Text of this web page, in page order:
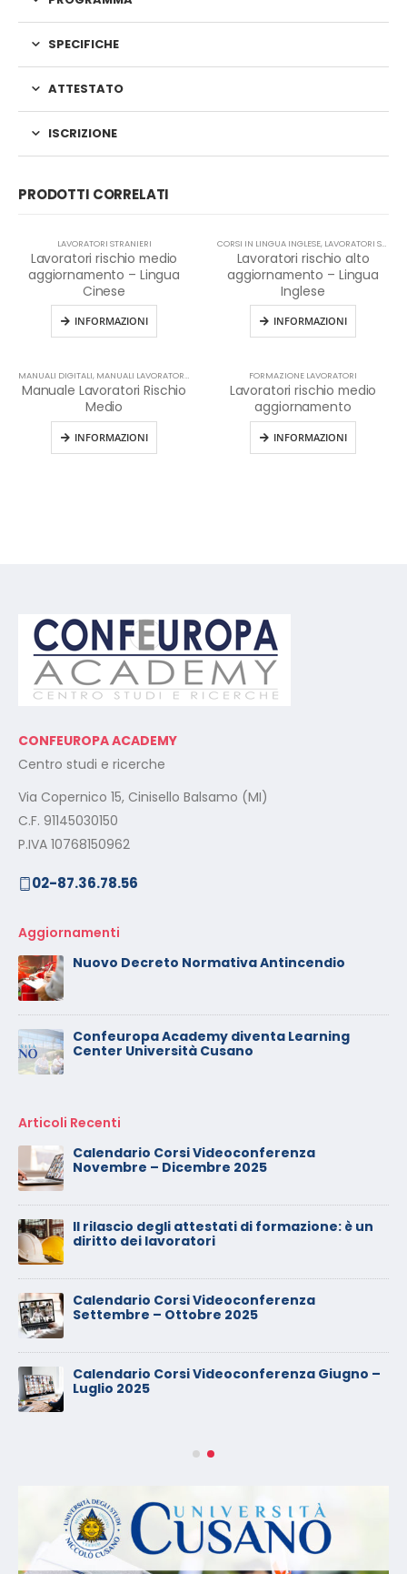
SPECIFICHE
ATTESTATO
ISCRIZIONE
PRODOTTI CORRELATI
LAVORATORI STRANIERI
Lavoratori rischio medio
aggiornamento – Lingua
Cinese
INFORMAZIONI
CORSI IN LINGUA INGLESE, LAVORATORI STRANIERI
Lavoratori rischio alto
aggiornamento – Lingua
Inglese
INFORMAZIONI
MANUALI DIGITALI, MANUALI LAVORATORI , MANUALI SICUREZZA SUL LAVORO
Manuale Lavoratori Rischio
Medio
INFORMAZIONI
FORMAZIONE LAVORATORI
Lavoratori rischio medio
aggiornamento
INFORMAZIONI
CONFEUROPA ACADEMY
Centro studi e ricerche
Via Copernico 15, Cinisello Balsamo (MI)
C.F. 91145030150
P.IVA 10768150962
02-87.36.78.56
Aggiornamenti
Nuovo Decreto Normativa Antincendio
Confeuropa Academy diventa Learning
Center Università Cusano
Articoli Recenti
Calendario Corsi Videoconferenza
Novembre – Dicembre 2025
Il rilascio degli attestati di formazione: è un
diritto dei lavoratori
Calendario Corsi Videoconferenza
Settembre – Ottobre 2025
Calendario Corsi Videoconferenza Giugno –
Luglio 2025